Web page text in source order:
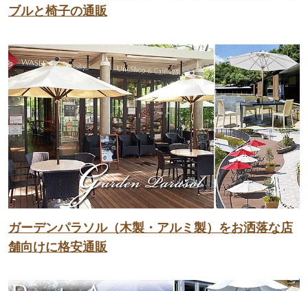
ブルと椅子の通販
ガーデンパラソル（木製・アルミ製）をお洒落な店
舗向けに格安通販